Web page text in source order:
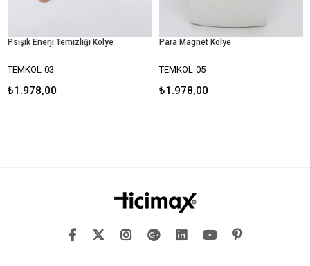
Enerji Temizliği Kolye
03
Para Magnet Kolye
TEMKOL-05
₺1.978,00